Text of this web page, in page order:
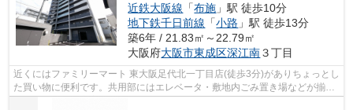
近鉄大阪線 「布施 」駅 徒歩10分
地下鉄千日前線 「小路 」駅 徒歩13分
築6年 / 21.83㎡～22.79㎡
大阪府大阪市東成区深江南３丁目
近くにはファミリーマート 東大阪足代北一丁目店(徒歩3分)がありちょっとし
た買い物に便利です。共用部にはエレベータ・敷地内ごみ置き場などが揃っ
ており、とても充実しています。自...